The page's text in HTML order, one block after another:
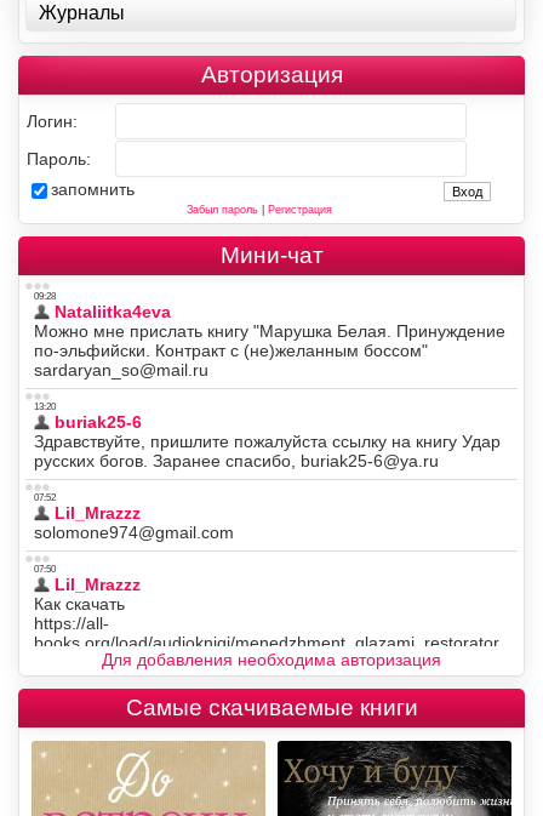
Журналы
Авторизация
Логин:
Пароль:
запомнить
Забыл пароль| Регистрация
Мини-чат
Для добавления необходима авторизация
Самые скачиваемые книги